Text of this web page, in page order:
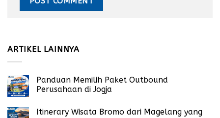
ARTIKEL LAINNYA
Panduan Memilih Paket Outbound
Perusahaan di Jogja
Itinerary Wisata Bromo dari Magelang yang